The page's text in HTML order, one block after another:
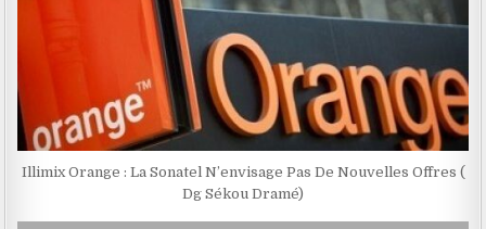
Illimix Orange : La Sonatel N’envisage Pas De Nouvelles Offres (
Dg Sékou Dramé)